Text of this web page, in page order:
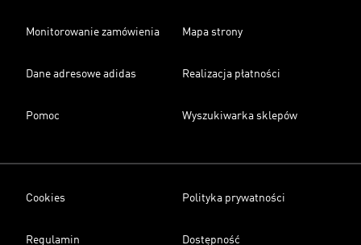
Monitorowanie zamówienia Mapa strony
Dane adresowe adidas Realizacja płatności
Pomoc Wyszukiwarka sklepów
Cookies Polityka prywatności
Regulamin Dostępność